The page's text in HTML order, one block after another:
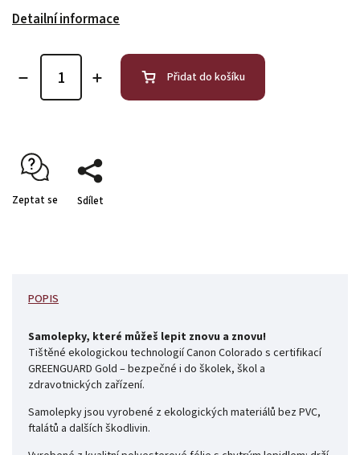
Detailní informace
Přidat do košíku
Zeptat se Sdílet
POPIS
Samolepky, které můžeš lepit znovu a znovu!
Tištěné ekologickou technologií Canon Colorado s certifikací
GREENGUARD Gold – bezpečné i do školek, škol a
zdravotnických zařízení.
Samolepky jsou vyrobené z ekologických materiálů bez PVC,
ftalátů a dalších škodlivin.